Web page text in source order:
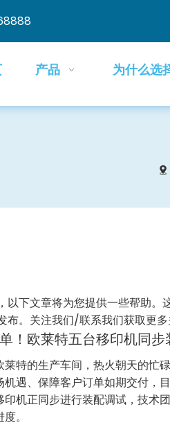
产品 为什么选
以下文章将为您提供一些帮助。
布。关注我们/联系我们获取更多
莱特的生产车间，热火朝天的忙
机遇、保障客户订单如期交付，
印机正同步进行装配调试，技术
。